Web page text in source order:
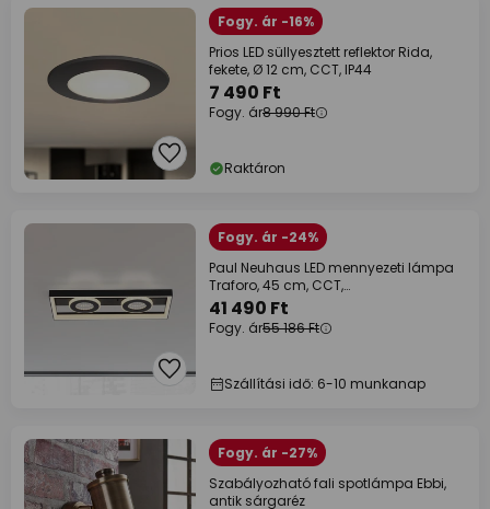
Fogy. ár -16%
Prios LED süllyesztett reflektor Rida,
fekete, Ø 12 cm, CCT, IP44
7 490 Ft
Fogy. ár8 990 Ft
Raktáron
Fogy. ár -24%
Paul Neuhaus LED mennyezeti lámpa
Traforo, 45 cm, CCT,
fényerőszabályzóval,
41 490 Ft
Fogy. ár55 186 Ft
Szállítási idő: 6-10 munkanap
Fogy. ár -27%
Szabályozható fali spotlámpa Ebbi,
antik sárgaréz